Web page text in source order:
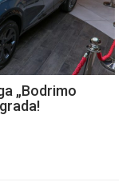
„Bodrimo